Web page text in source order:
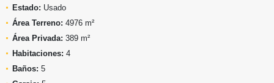
Estado: Usado
Área Terreno: 4976 m²
Área Privada: 389 m²
Habitaciones: 4
Baños: 5